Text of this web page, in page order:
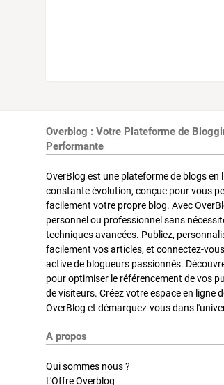
Overblog : Votre Plateforme de
Performante
OverBlog est une plateforme de blogs en
constante évolution, conçue pour vous
facilement votre propre blog. Avec
personnel ou professionnel sans
techniques avancées. Publiez,
facilement vos articles, et connectez-
active de blogueurs passionnés.
pour optimiser le référencement de vos
de visiteurs. Créez votre espace en ligne
OverBlog et démarquez-vous dans
A propos
Qui sommes nous ?
L'Offre Overblog